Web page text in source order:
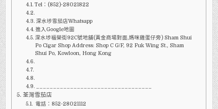
Tel：(852)-28021822
深水埗雪茄店Whatsapp
進入Google地圖
深水埗福榮街92C號地舖(黃金商場對面,媽咪雞蛋仔旁) Sham Shui
Po Cigar Shop Address: Shop C G/F, 92 Fuk Wing St., Sham
Shui Po, Kowloon, Hong Kong
荃灣雪茄店
電話：852-28021112